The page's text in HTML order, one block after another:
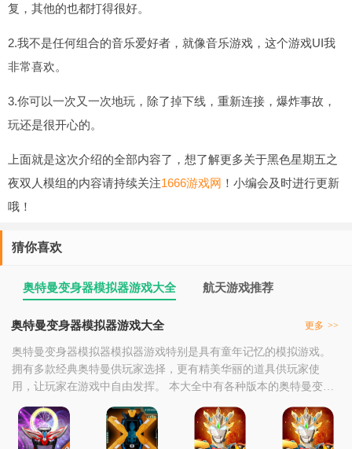
复，其他的也都打得很好。
2.我不是任何组合的音乐爱好者，就像音乐游戏，这个游戏UI我
非常喜欢。
3.你可以一次又一次地玩，除了掉下线，重新连接，爆炸事故，
玩还是很开心的。
上面就是这次介绍的全部内容了，想了解更多关于黑色星期五之
夜双人模组的内容请持续关注1666游戏网 ！小编会及时进行更新
哦！
猜你喜欢
奥特曼变身器模拟器游戏大全 航天游戏推荐
奥特曼变身器模拟器游戏大全 更多 >>
奥特曼变身器模拟器模拟器游戏特别是具有童年记忆的模拟游戏。
拥有多款经典奥特曼供玩家选择，更有精美华丽的道具供玩家使
用，让玩家在游戏中自由发挥。 本大全中有各种版本的奥特曼变身